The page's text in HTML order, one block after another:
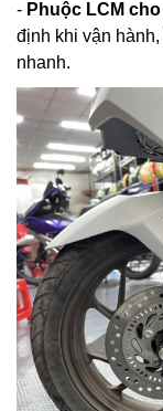
- Phuộc LCM
định khi vận
nhanh.